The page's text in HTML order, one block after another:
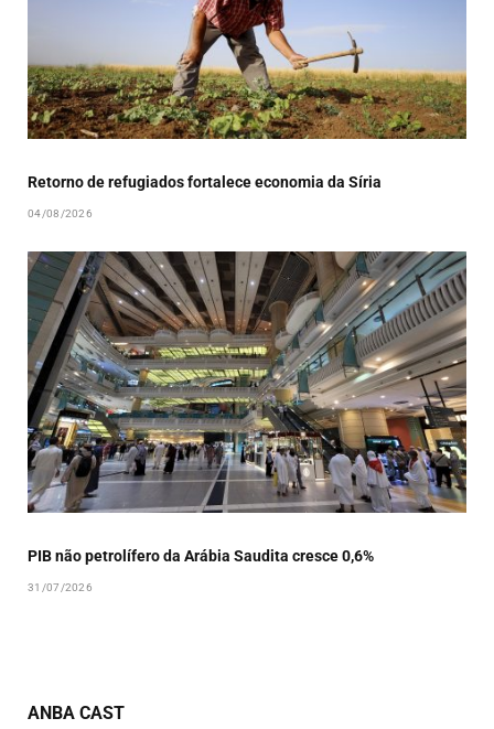
Retorno de refugiados fortalece economia da Síria
04/08/2026
PIB não petrolífero da Arábia Saudita cresce 0,6%
31/07/2026
ANBA CAST